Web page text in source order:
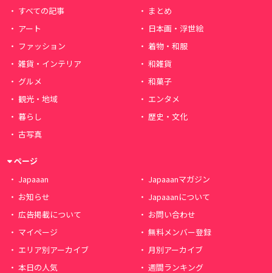
すべての記事
まとめ
アート
日本画・浮世絵
ファッション
着物・和服
雑貨・インテリア
和雑貨
グルメ
和菓子
観光・地域
エンタメ
暮らし
歴史・文化
古写真
ページ
Japaaan
Japaaanマガジン
お知らせ
Japaaanについて
広告掲載について
お問い合わせ
マイページ
無料メンバー登録
エリア別アーカイブ
月別アーカイブ
本日の人気
週間ランキング